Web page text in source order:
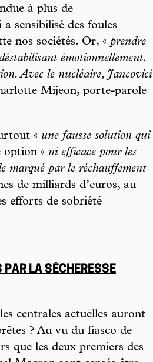
à plus de
sensibilisé des foules
nos sociétés. Or, « prendre
émotionnellement.
Avec le nucléaire, Jancovici
Mijeon, porte-parole
« une fausse solution qui
option « ni efficace pour les
marqué par le réchauffement
de milliards d’euros, au
efforts de sobriété
PAR LA SÉCHERESSE
centrales actuelles auront
? Au vu du fiasco de
que les deux premiers des